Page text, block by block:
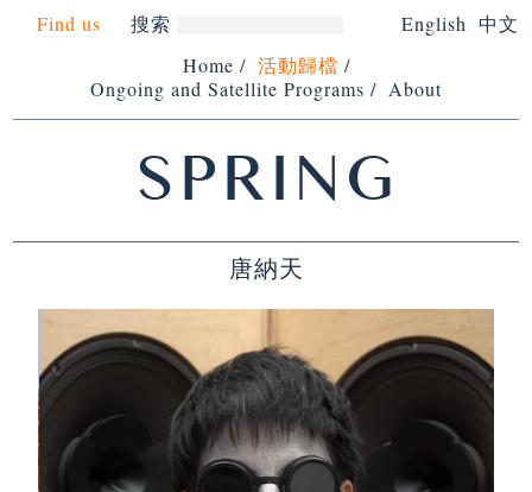
English 中文
Find us
搜索
Home / 活動歸檔 /
Ongoing and Satellite Programs / About
SPRING
唐納天